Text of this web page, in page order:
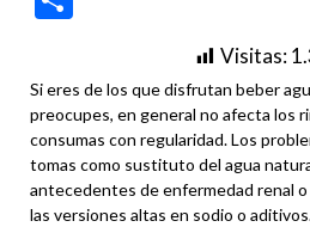
Visitas:
Si eres de los que disfrutan beber
preocupes, en general no afecta los
consumas con regularidad. Los
tomas como sustituto del agua
antecedentes de enfermedad renal
las versiones altas en sodio o